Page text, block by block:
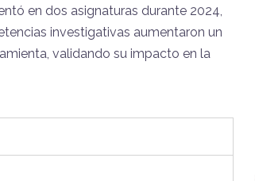
en dos asignaturas durante 2024,
investigativas aumentaron un
validando su impacto en la